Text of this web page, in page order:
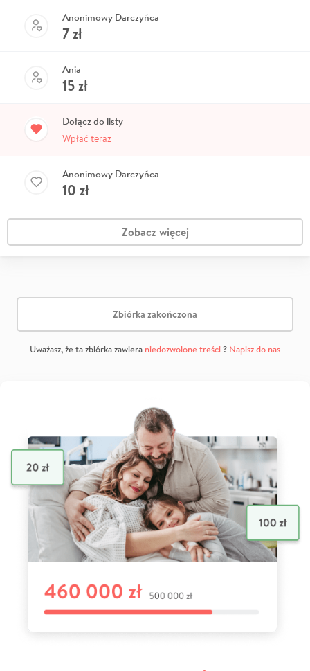
Anonimowy Darczyńca
7zł
Ania
15zł
Dołącz do listy
Wpłać teraz
Anonimowy Darczyńca
10 zł
Zobacz więcej
Zbiórka zakończona
Uważasz, że ta zbiórka zawiera niedozwolone treści? Napisz do nas